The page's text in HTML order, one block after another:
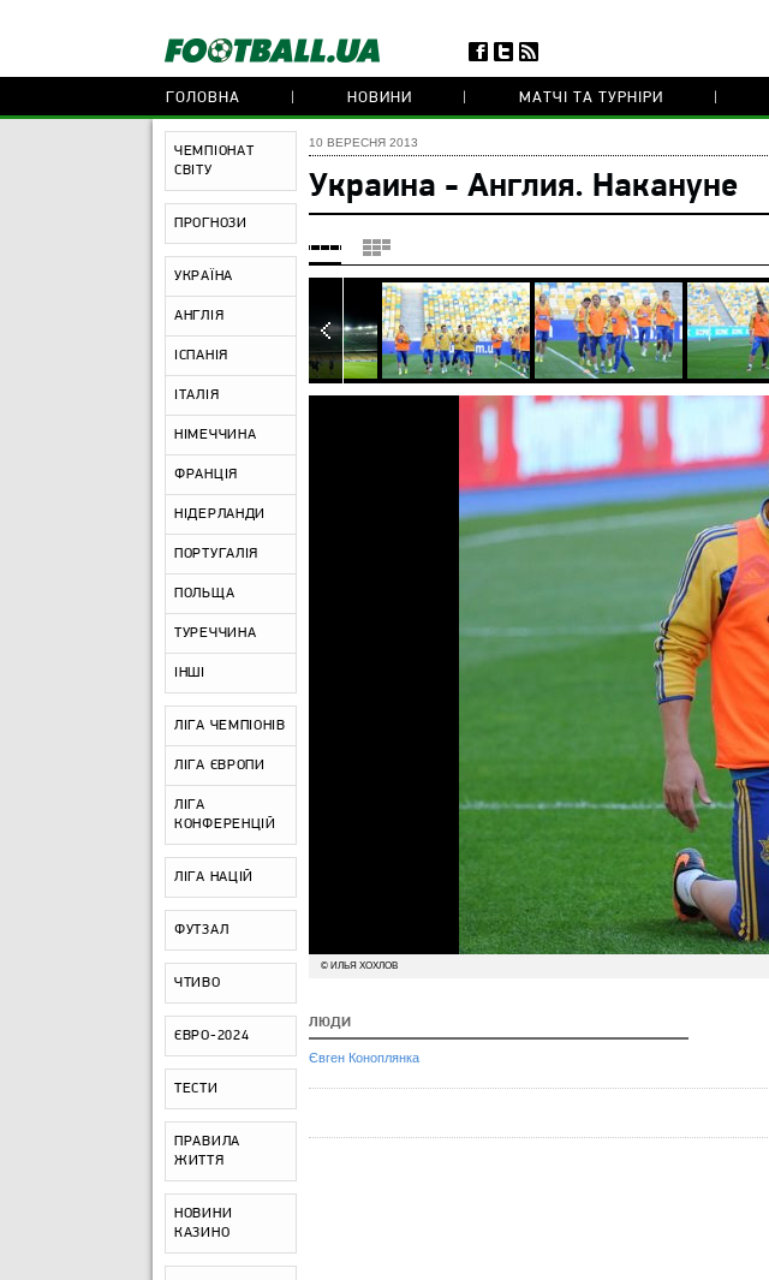
ГОЛОВНА НОВИНИ МАТЧІ ТА ТУРНІРИ
ЧЕМПІОНАТ
СВІТУ
ПРОГНОЗИ
УКРАЇНА
АНГЛІЯ
ІСПАНІЯ
ІТАЛІЯ
НІМЕЧЧИНА
ФРАНЦІЯ
НІДЕРЛАНДИ
ПОРТУГАЛІЯ
ПОЛЬЩА
ТУРЕЧЧИНА
ІНШІ
ЛІГА ЧЕМПІОНІВ
ЛІГА ЄВРОПИ
ЛІГА
КОНФЕРЕНЦІЙ
ЛІГА НАЦІЙ
ФУТЗАЛ
ЧТИВО
ЄВРО-2024
ТЕСТИ
ПРАВИЛА
ЖИТТЯ
НОВИНИ
КАЗИНО
10 ВЕРЕСНЯ 2013
Украина - Англия. Накануне
© ИЛЬЯ ХОХЛОВ
ЛЮДИ
Євген Коноплянка